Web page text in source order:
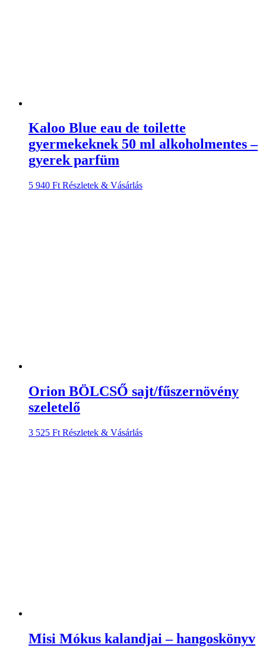
Kaloo Blue eau de toilette
gyermekeknek 50 ml alkoholmentes –
gyerek parfüm
5 940 Ft Részletek & Vásárlás
Orion BÖLCSŐ sajt/fűszernövény
szeletelő
3 525 Ft Részletek & Vásárlás
Misi Mókus kalandjai – hangoskönyv